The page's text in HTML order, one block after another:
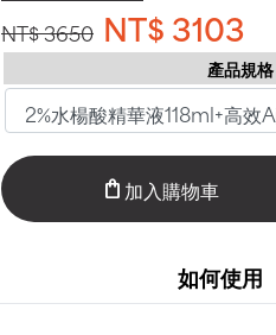
NT$ 3650 NT$ 3103
產品規格
shopping_bag 加入購物車
如何使用